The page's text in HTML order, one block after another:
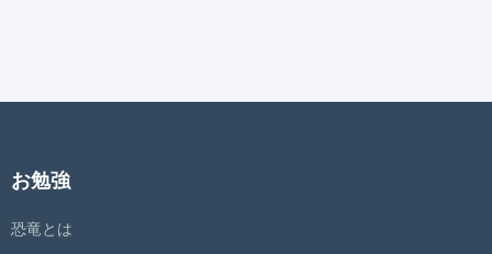
お勉強
恐竜とは